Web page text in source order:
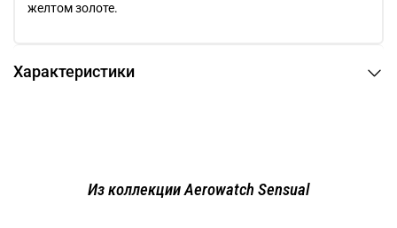
желтом золоте.
Характеристики
Из коллекции Aerowatch Sensual